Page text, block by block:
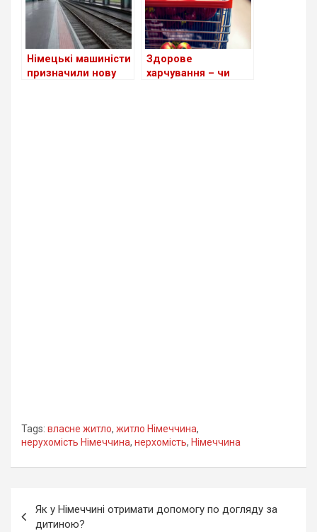
Німецькі машиністи
призначили нову
Здорове
харчування – чи
Tags: власне житло, житло Німеччина,
нерухомість Німеччина, нерхомість, Німеччина
записів
Як у Німеччині отримати допомогу по догляду за
дитиною?